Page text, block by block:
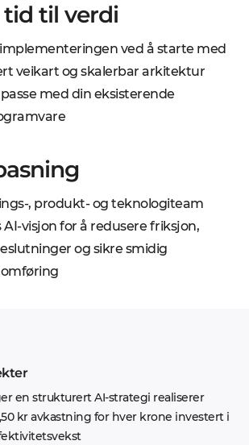
tid til verdi
ved å starte med
veikart og skalerbar arkitektur
med din eksisterende
, produkt- og teknologiteam
visjon for å redusere friksjon,
og sikre smidig
en strukturert AI-strategi realiserer
kr avkastning for hver krone investert i